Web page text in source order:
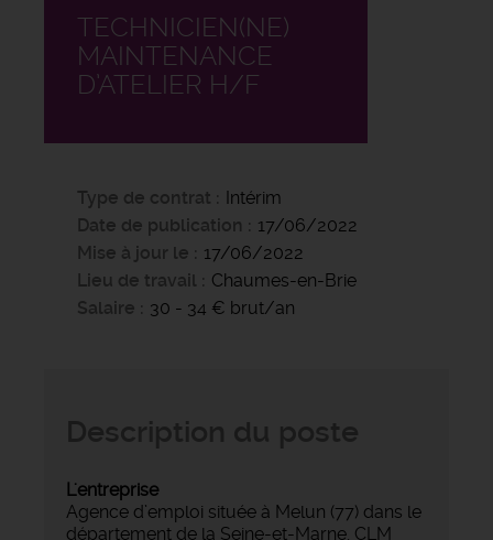
TECHNICIEN(NE)
MAINTENANCE
D’ATELIER H/F
Type de contrat
Intérim
Date de publication
17/06/2022
Mise à jour le
17/06/2022
Lieu de travail
Chaumes-en-Brie
Salaire
30 - 34 € brut/an
L'entreprise
Agence d’emploi située à Melun (77) dans le
département de la Seine-et-Marne, CLM